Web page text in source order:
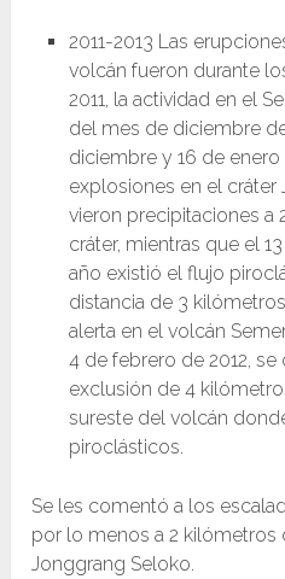
2011-2013 Las
volcán fueron durante
2011, la actividad en el
del mes de diciembre
diciembre y 16 de enero
explosiones en el cráter
vieron precipitaciones a
cráter, mientras que el
año existió el flujo
distancia de 3
alerta en el volcán
4 de febrero de 2012,
exclusión de 4
sureste del volcán
piroclásticos.
Se les comentó a los
por lo menos a 2
Jonggrang Seloko.